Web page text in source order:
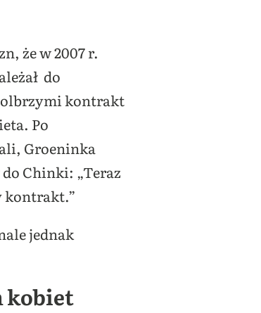
że w 2007 r.
do
olbrzymi kontrakt
Po
Groeninka
Chinki: „Teraz
kontrakt.”
jednak
kobiet